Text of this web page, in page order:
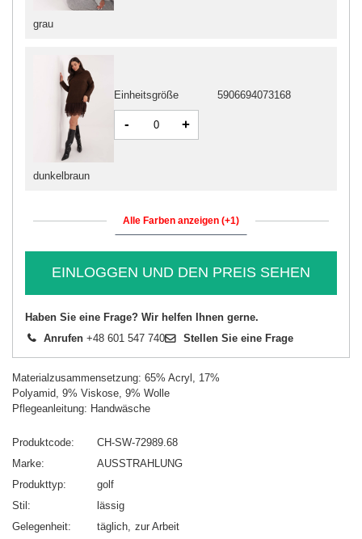
grau
dunkelbraun
Einheitsgröße 5906694073168
- +
Alle Farben anzeigen (+1)
EINLOGGEN UND DEN PREIS SEHEN
Haben Sie eine Frage? Wir helfen Ihnen gerne.
Anrufen +48 601 547 740 Stellen Sie eine Frage
Materialzusammensetzung: 65% Acryl, 17%
Polyamid, 9% Viskose, 9% Wolle
Pflegeanleitung: Handwäsche
Produktcode
CH-SW-72989.68
Marke
AUSSTRAHLUNG
Produkttyp
golf
Stil
lässig
Gelegenheit
täglich zur Arbeit